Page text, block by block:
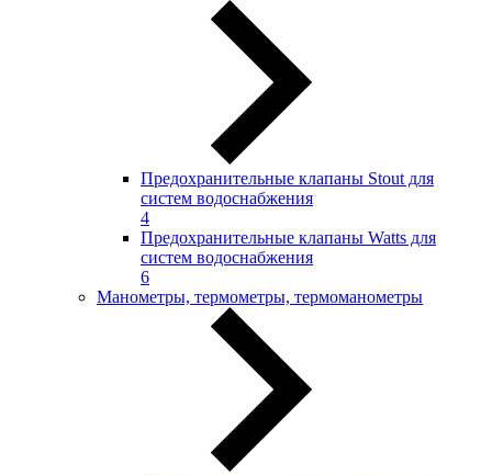
Предохранительные клапаны Stout для
систем водоснабжения
4
Предохранительные клапаны Watts для
систем водоснабжения
6
Манометры, термометры, термоманометры